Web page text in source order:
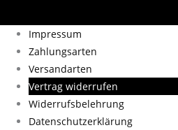
Impressum
Zahlungsarten
Versandarten
Vertrag widerrufen
Widerrufsbelehrung
Datenschutzerklärung